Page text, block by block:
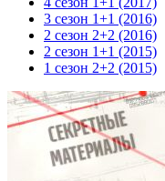
3 сезон 1+1 (2016)
2 сезон 2+2 (2016)
2 сезон 1+1 (2015)
1 сезон 2+2 (2015)